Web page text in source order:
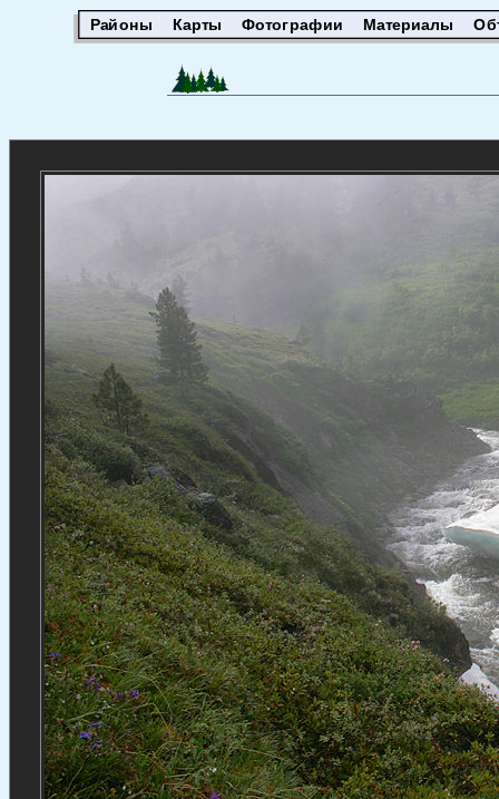
Районы Карты Фотографии Материалы